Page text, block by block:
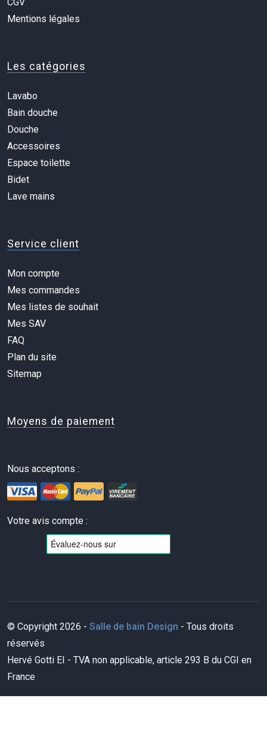
Mentions légales
Les catégories
Lavabo
Bain douche
Douche
Accessoires
Espace toilette
Bidet
Lave mains
Service client
Mon compte
Mes commandes
Mes listes de souhait
Mes SAV
FAQ
Plan du site
Sitemap
Moyens de paiement
Nous acceptons :
Votre avis compte :
© Copyright 2026 - Salle de bain Design - Tous droits
réservés
Hervé Gotti EI - TVA non applicable, article 293 B du CGI en
France